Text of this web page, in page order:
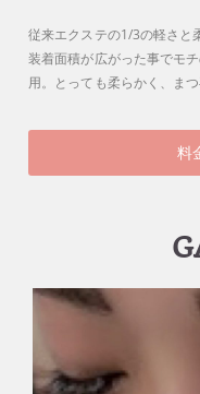
従来エクステの1/3の軽さと
装着面積が広がった事でモ
用。とっても柔らかく、ま
料